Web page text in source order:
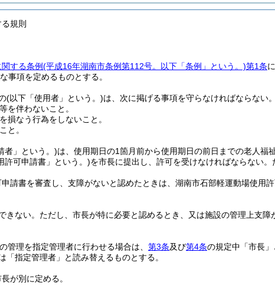
規則
する条例(平成16年湖南市条例第112号。以下「条例」という。)第1条
事項を定めるものとする。
(以下「使用者」という。)は、次に掲げる事項を守らなければならない。
を伴わないこと。
損なう行為をしないこと。
と。
者」という。)は、使用期日の1箇月前から使用期日の前日までの老人福
許可申請書」という。)を市長に提出し、許可を受けなければならない。
請書を審査し、支障がないと認めたときは、湖南市石部軽運動場使用
きない。 ただし、市長が特に必要と認めるとき、又は施設の管理上支
管理を指定管理者に行わせる場合は、 第3条及び第4条の規定中「市長」
「指定管理者」と読み替えるものとする。
が別に定める。